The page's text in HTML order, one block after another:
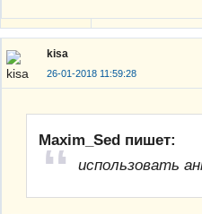
kisa
26-01-2018 11:59:28
Maxim_Sed пишет:
использовать